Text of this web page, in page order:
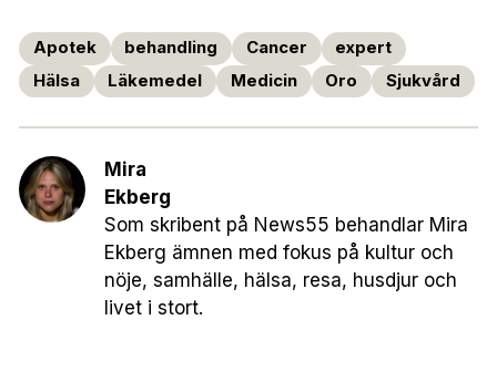
Apotek behandling Cancer
expert
Hälsa
Läkemedel Medicin Oro Sjukvård
Mira
Ekberg
Som skribent på News55 behandlar Mira
Ekberg ämnen med fokus på kultur och
nöje, samhälle, hälsa, resa, husdjur och
livet i stort.